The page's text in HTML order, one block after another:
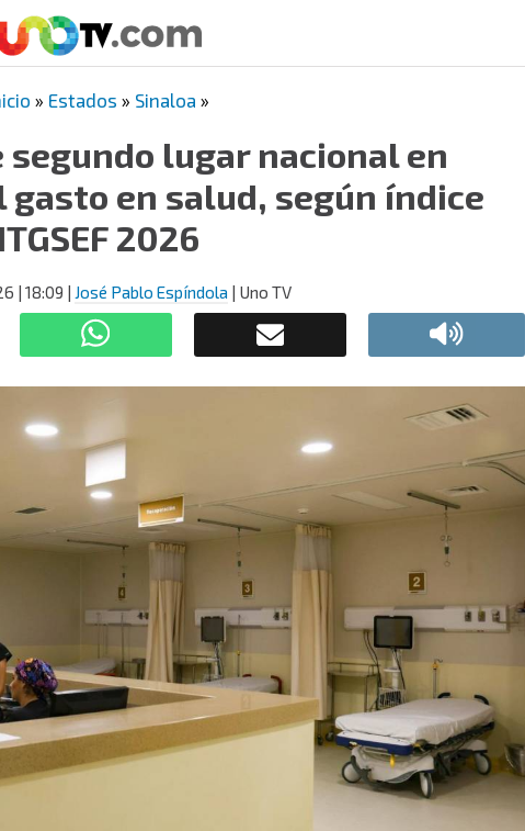
» Estados » Sinaloa »
lugar nacional en
en salud, según índice
ITGSEF 2026
| 18:09 | José Pablo Espíndola | Uno TV